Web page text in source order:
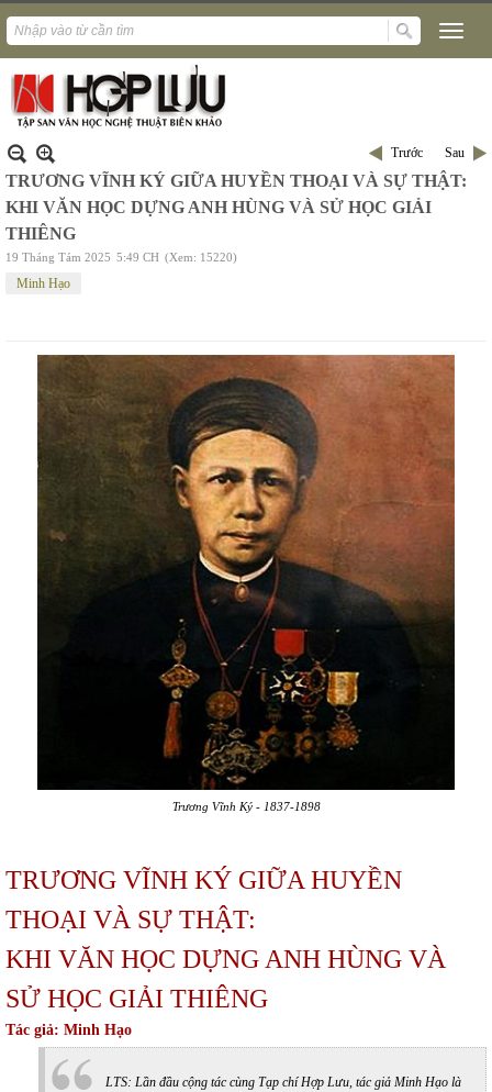
Trước Sau
TRƯƠNG VĨNH KÝ GIỮA HUYỀN THOẠI VÀ SỰ THẬT:
KHI VĂN HỌC DỰNG ANH HÙNG VÀ SỬ HỌC GIẢI
THIÊNG
19 Tháng Tám 2025 5:49 CH (Xem: 15220)
Minh Hạo
Trương Vĩnh Ký - 1837-1898
TRƯƠNG VĨNH KÝ GIỮA HUYỀN
THOẠI VÀ SỰ THẬT:
KHI VĂN HỌC DỰNG ANH HÙNG VÀ
SỬ HỌC GIẢI THIÊNG
Tác giả: Minh Hạo
LTS: Lần đầu cộng tác cùng Tạp chí Hợp Lưu, tác giả Minh Hạo là